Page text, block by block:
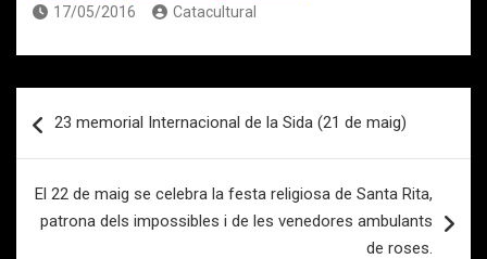
17/05/2016 Catacultural
de
23 memorial Internacional de la Sida (21 de maig)
El 22 de maig se celebra la festa religiosa de Santa Rita,
patrona dels impossibles i de les venedores ambulants
de roses.